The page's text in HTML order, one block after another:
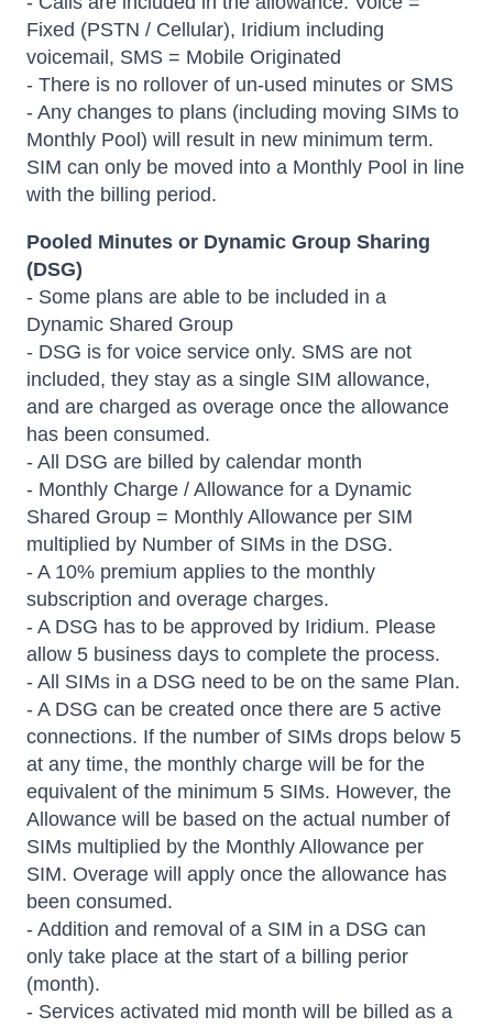
Fixed (PSTN / Cellular), Iridium including
voicemail, SMS = Mobile Originated
- There is no rollover of un-used minutes or SMS
- Any changes to plans (including moving SIMs to
Monthly Pool) will result in new minimum term.
SIM can only be moved into a Monthly Pool in line
with the billing period.
Pooled Minutes or Dynamic Group Sharing
(DSG)
- Some plans are able to be included in a
Dynamic Shared Group
- DSG is for voice service only. SMS are not
included, they stay as a single SIM allowance,
and are charged as overage once the allowance
has been consumed.
- All DSG are billed by calendar month
- Monthly Charge / Allowance for a Dynamic
Shared Group = Monthly Allowance per SIM
multiplied by Number of SIMs in the DSG.
- A 10% premium applies to the monthly
subscription and overage charges.
- A DSG has to be approved by Iridium. Please
allow 5 business days to complete the process.
- All SIMs in a DSG need to be on the same Plan.
- A DSG can be created once there are 5 active
connections. If the number of SIMs drops below 5
at any time, the monthly charge will be for the
equivalent of the minimum 5 SIMs. However, the
Allowance will be based on the actual number of
SIMs multiplied by the Monthly Allowance per
SIM. Overage will apply once the allowance has
been consumed.
- Addition and removal of a SIM in a DSG can
only take place at the start of a billing perior
(month).
- Services activated mid month will be billed as a